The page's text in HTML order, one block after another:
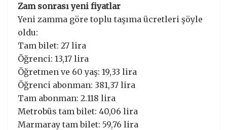
Zam sonrası yeni fiyatlar
Yeni zamma göre toplu taşıma ücretleri şöyle
oldu:
Tam bilet: 27 lira
Öğrenci: 13,17 lira
Öğretmen ve 60 yaş: 19,33 lira
Öğrenci abonman: 381,37 lira
Tam abonman: 2.118 lira
Metrobüs tam bilet: 40,06 lira
Marmaray tam bilet: 59,76 lira